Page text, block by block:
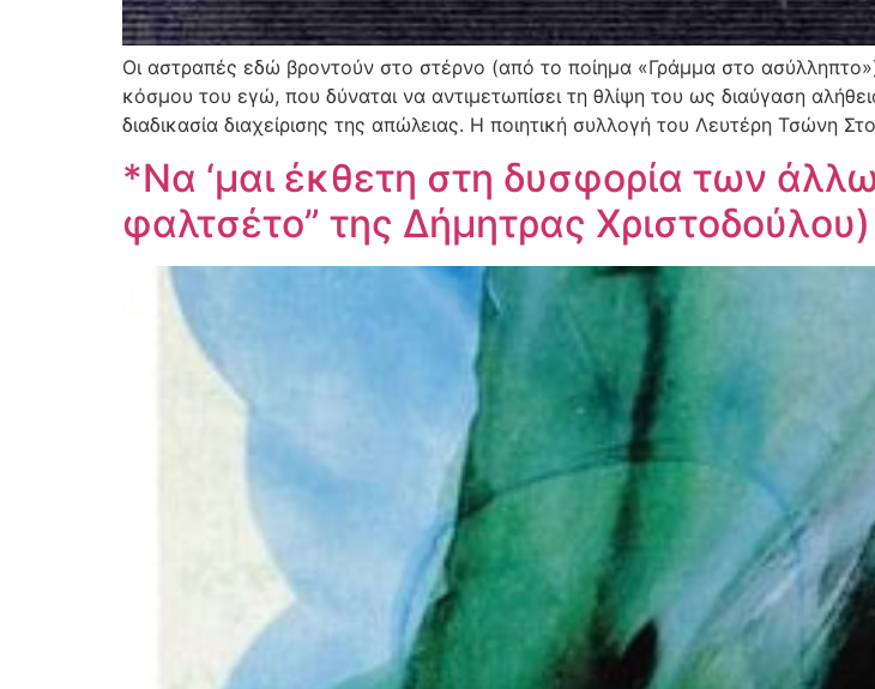
Οι αστραπές εδώ βροντούν στο στέρνο (από το ποίημα «Γράμμα στο
κόσμου του εγώ, που δύναται να αντιμετωπίσει τη θλίψη του ως διαύγαση
διαδικασία διαχείρισης της απώλειας. Η ποιητική συλλογή του Λευτέρη Τσώνη
*Να ‘μαι έκθετη στη δυσφορία των
φαλτσέτο” της Δήμητρας Χριστοδούλου)